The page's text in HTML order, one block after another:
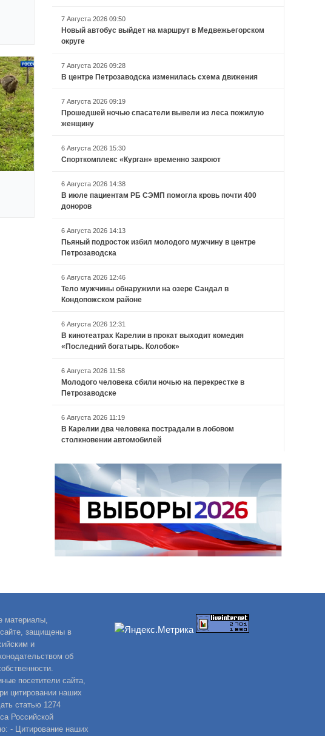
7 Августа 2026 09:50
Новый автобус выйдет на маршрут в Медвежьегорском
округе
7 Августа 2026 09:28
В центре Петрозаводска изменилась схема движения
7 Августа 2026 09:19
Прошедшей ночью спасатели вывели из леса пожилую
женщину
6 Августа 2026 15:30
Спорткомплекс «Курган» временно закроют
6 Августа 2026 14:38
В июле пациентам РБ СЭМП помогла кровь почти 400
доноров
6 Августа 2026 14:13
Пьяный подросток избил молодого мужчину в центре
Петрозаводска
6 Августа 2026 12:46
Тело мужчины обнаружили на озере Сандал в
Кондопожском районе
6 Августа 2026 12:31
В кинотеатрах Карелии в прокат выходит комедия
«Последний богатырь. Колобок»
6 Августа 2026 11:58
Молодого человека сбили ночью на перекрестке в
Петрозаводске
6 Августа 2026 11:19
В Карелии два человека пострадали в лобовом
столкновении автомобилей
материалы,
защищены в
и
об
посетители сайта,
цитировании наших
статью 1274
Российской
- Цитирование наших